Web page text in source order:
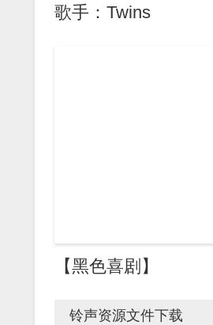
歌手：Twins
【黑色喜剧】
铃声资源文件下载